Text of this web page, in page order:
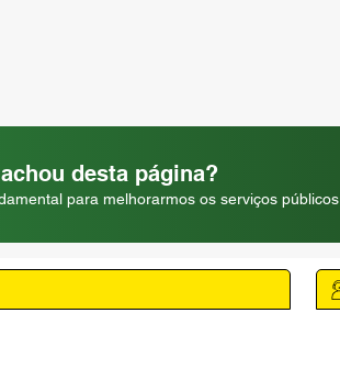
desta página?
para melhorarmos os serviços públicos